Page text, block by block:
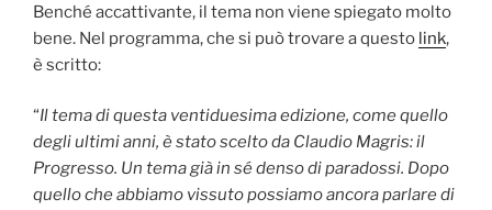
Benché accattivante, il tema non viene spiegato molto
bene. Nel programma, che si può trovare a questo link,
è scritto:
“Il tema di questa ventiduesima edizione, come quello
degli ultimi anni, è stato scelto da Claudio Magris: il
Progresso. Un tema già in sé denso di paradossi. Dopo
quello che abbiamo vissuto possiamo ancora parlare di